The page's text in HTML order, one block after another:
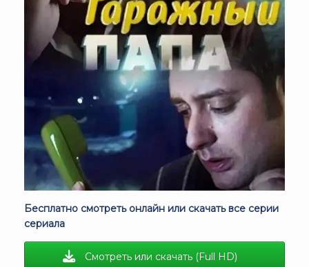
Бесплатно смотреть онлайн или скачать все серии
сериала
Смотреть или скачать (Full HD)